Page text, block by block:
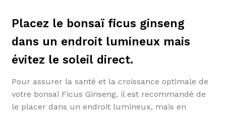
Placez le bonsaï ficus ginseng
dans un endroit lumineux mais
évitez le soleil direct.
Pour assurer la santé et la croissance optimale de
votre bonsaï Ficus Ginseng, il est recommandé de
le placer dans un endroit lumineux, mais en